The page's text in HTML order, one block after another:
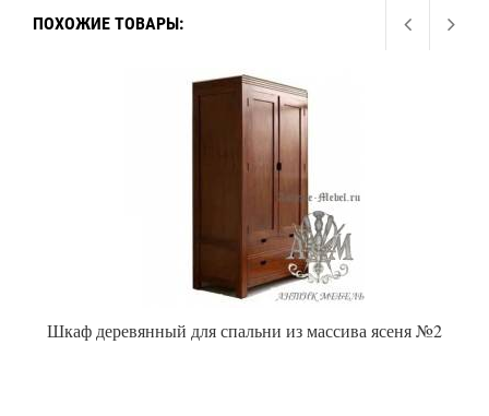
ПОХОЖИЕ ТОВАРЫ:
Шкаф деревянный для спальни из массива ясеня №2